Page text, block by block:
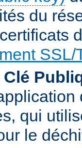
du
SSL/
qui
le